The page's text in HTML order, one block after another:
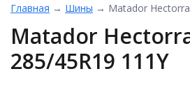
Главная → Шины → Matador
Matador
285/45R19 111Y